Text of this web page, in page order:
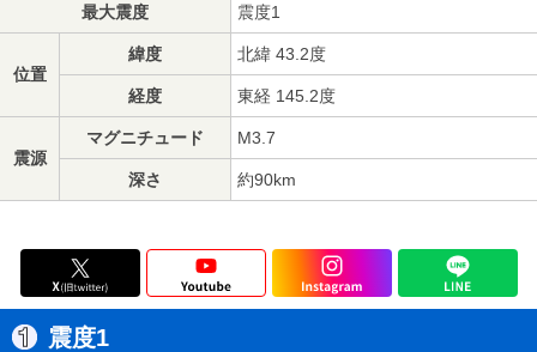
最大震度 震度1
位置
緯度 北緯 43.2度
経度 東経 145.2度
震源
マグニチュード M3.7
深さ 約90km
震度1